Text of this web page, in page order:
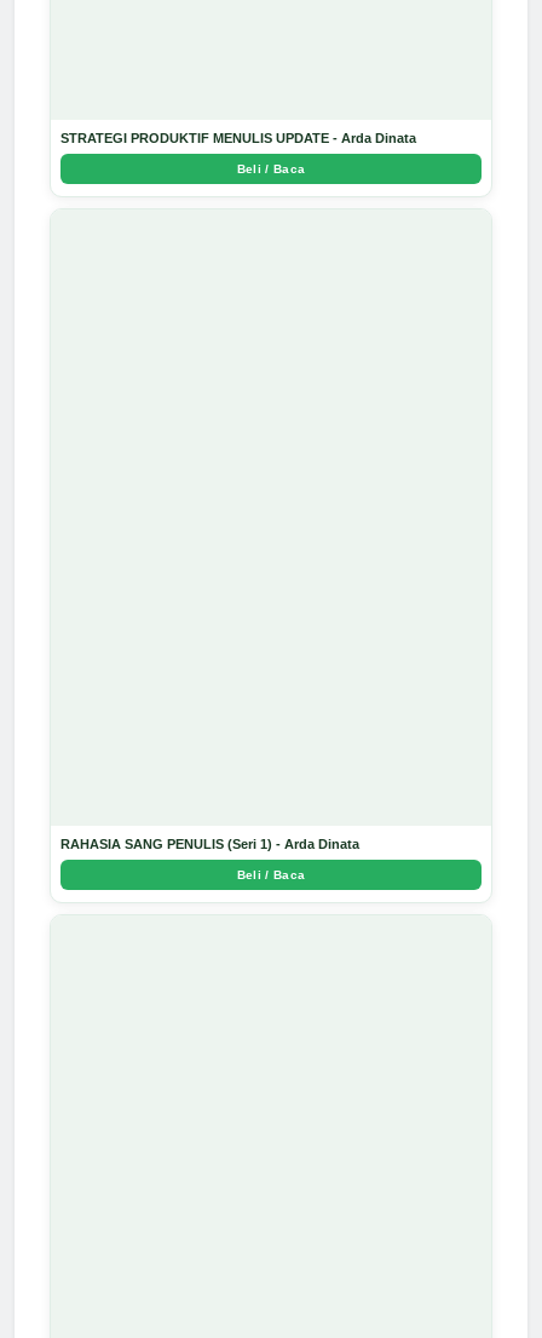
STRATEGI PRODUKTIF MENULIS UPDATE - Arda Dinata
Beli / Baca
RAHASIA SANG PENULIS (Seri 1) - Arda Dinata
Beli / Baca